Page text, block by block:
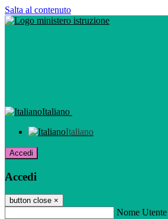
Salta al contenuto
Italiano
Italiano
Accedi
Accedi
button close ×
Nome Utente